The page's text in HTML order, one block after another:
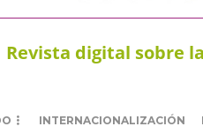
Revista digital sobre
INTERNACIONALIZACIÓN